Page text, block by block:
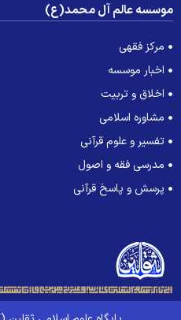
عالم آل محمد(ع)
مرکز فقهی
اخبار موسسه
اخلاق و تربیت
مشاوره اسلامی
تفسیر و علوم قرآنی
مدرسی فقه و اصول
پرسش و پاسخ قرآنی